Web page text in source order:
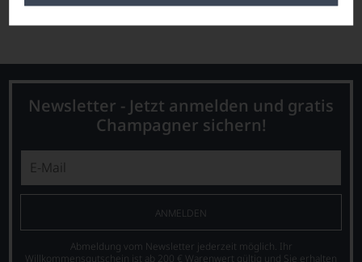
aufgeschlossenen Winzerinnen und Winzern produziert werden.
Newsletter - Jetzt anmelden und gratis
Champagner sichern!
ANMELDEN
Abmeldung vom Newsletter jederzeit möglich. Ihr
Willkommensgutschein ist ab 200 € Warenwert gültig und Sie erhalten